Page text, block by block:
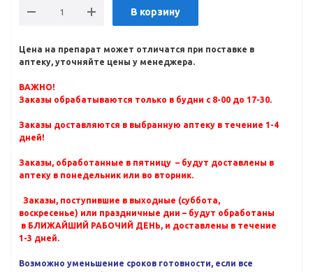
В корзину
Цена на препарат может отличатся при поставке в
аптеку, уточняйте цены у менеджера.
ВАЖНО!
Заказы обрабатываются только в будни с 8-00 до 17-30.
Заказы доставляются в выбранную аптеку в течение 1-4
дней!
Заказы, обработанные в пятницу – будут доставлены в
аптеку в понедельник или во вторник.
Заказы, поступившие в выходные (суббота,
воскресенье) или праздничные дни – будут обработаны
в БЛИЖАЙШИЙ РАБОЧИЙ ДЕНЬ, и доставлены в течение
1-3 дней.
Возможно уменьшение сроков готовности, если все